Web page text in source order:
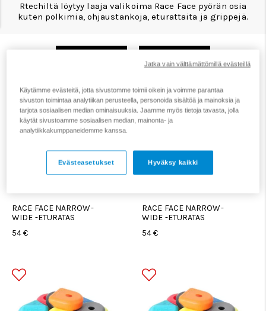
Rtechiltä löytyy laaja valikoima Race Face pyörän osia
kuten polkimia, ohjaustankoja, eturattaita ja grippejä.
RACE FACE NARROW-
WIDE -ETURATAS
54 €
RACE FACE NARROW-
WIDE -ETURATAS
54 €
Käytämme evästeitä, jotta sivustomme toimii oikein ja voimme parantaa
sivuston toimintaa analytiikan perusteella, personoida sisältöä ja mainoksia ja
tarjota sosiaalisen median ominaisuuksia. Jaamme myös tietoja tavasta, jolla
käytät sivustoamme sosiaalisen median, mainonta- ja
analytiikkakumppaneidemme kanssa.
Hyväksy kaikki
Evästeasetukset
Jatka vain välttämättömillä evästeillä